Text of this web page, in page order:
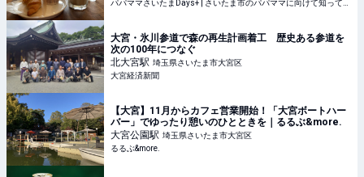
大宮・氷川参道で森の再生計画着工 歴史ある参道を
次の100年につなぐ
北大宮駅 埼玉県さいたま市大宮区
大宮経済新聞
【大宮】11月からカフェ営業開始！「大宮ボートハー
バー」でゆったり憩いのひとときを｜るるぶ&more.
大宮公園駅 埼玉県さいたま市大宮区
るるぶ&more.